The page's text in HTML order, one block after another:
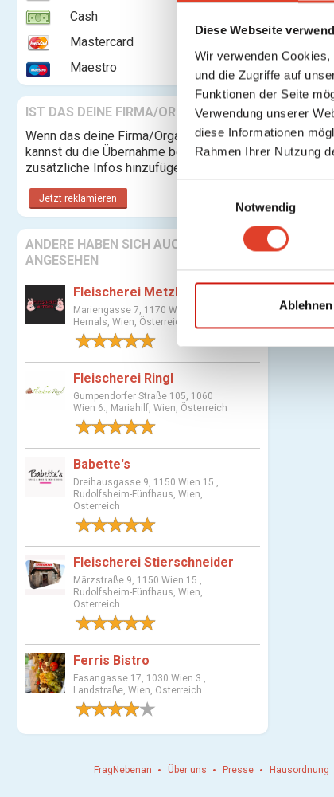
Diese Webseite
Wir verwenden
und die Zugriffe auf
Funktionen der Seite
Verwendung unserer
diese Informationen
Rahmen Ihrer Nutzung
n
w
l
l
i
g
u
g
s
w
Notwendig
Ablehnen
Cash
Mastercard
Maestro
IST DAS DEINE FIRMA/ORGANISATION?
Wenn das deine Firma/Organisation ist,
kannst du die Übernahme beantragen und
zusätzliche Infos hinzufügen.
Jetzt reklamieren
ANDERE HABEN SICH AUCH
ANGESEHEN
Fleischerei Metzker
Mariengasse 7, 1170 Wien 17.,
Hernals, Wien, Österreich
1 Bewertung
Fleischerei Ringl
Gumpendorfer Straße 105, 1060
Wien 6., Mariahilf, Wien, Österreich
Babette's
Dreihausgasse 9, 1150 Wien 15.,
Rudolfsheim-Fünfhaus, Wien,
Österreich
Fleischerei Stierschneider
Märzstraße 9, 1150 Wien 15.,
Rudolfsheim-Fünfhaus, Wien,
Österreich
Ferris Bistro
Fasangasse 17, 1030 Wien 3.,
Landstraße, Wien, Österreich
FragNebenan Über uns Presse Hausordnung